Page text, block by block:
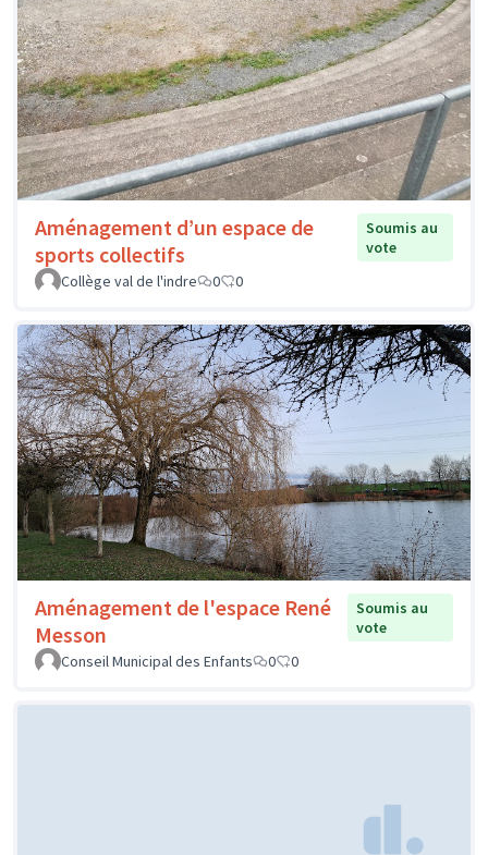
Aménagement d’un espace de
sports collectifs
Soumis au
vote
Collège val de l'indre
0 0
Aménagement de l'espace René
Messon
Soumis au
vote
Conseil Municipal des Enfants
0 0